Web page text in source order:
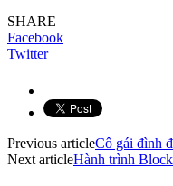
SHARE
Facebook
Twitter
Previous articleCô gái đình
Next articleHành trình